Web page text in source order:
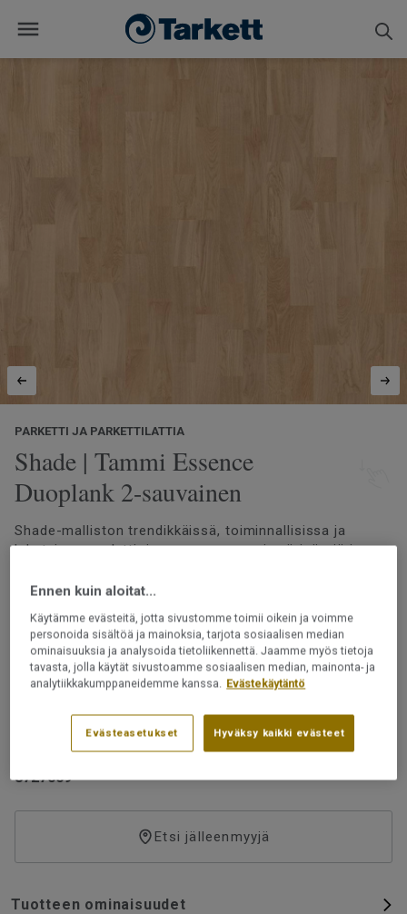
PARKETTI JA PARKETTILATTIA
Shade | Tammi Essence
Duoplank 2-sauvainen
Shade-malliston trendikkäissä, toiminnallisissa ja
lakatuissa puulattioissamme on monia värisävyjä ja
skandinaavisten sisustustrendien ja tyylien mukaan.
lattia, valikoimastamme löytyy sopiva vaihtoehto.
Lue lisää
Katso suuremmat kuvatlajitelmakuvakirjastamme
Asennetaan 2-lock-lukkopontin avulla
Uudelleen hiottava
Voidaan asentaa lattialämmityksen päälle
8727009
Etsi jälleenmyyjä
Tuotteen ominaisuudet
Ennen kuin aloitat...
Käytämme evästeitä, jotta sivustomme toimii oikein ja voimme
personoida sisältöä ja mainoksia, tarjota sosiaalisen median
ominaisuuksia ja analysoida tietoliikennettä. Jaamme myös tietoja
tavasta, jolla käytät sivustoamme sosiaalisen median, mainonta- ja
analytiikkakumppaneidemme kanssa. Evästekäytäntö
Evästeasetukset Hyväksy kaikki evästeet